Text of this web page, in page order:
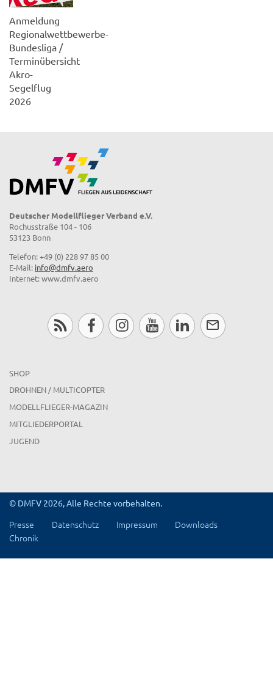
Anmeldung
Regionalwettbewerbe-
Bundesliga /
Terminübersicht
Akro-
Segelflug
2026
Deutscher Modellflieger Verband e.V.
Rochusstraße 104 - 106
53123 Bonn
Telefon: +49 (0) 228 97 85 00
E-Mail: info@dmfv.aero
Internet: www.dmfv.aero
SHOP
DROHNEN / MULTICOPTER
MODELLFLIEGER-MAGAZIN
MITGLIEDERPORTAL
JUGEND
© DMFV 2026, Alle Rechte vorbehalten.
Presse Datenschutz Impressum
Downloads
Chronik